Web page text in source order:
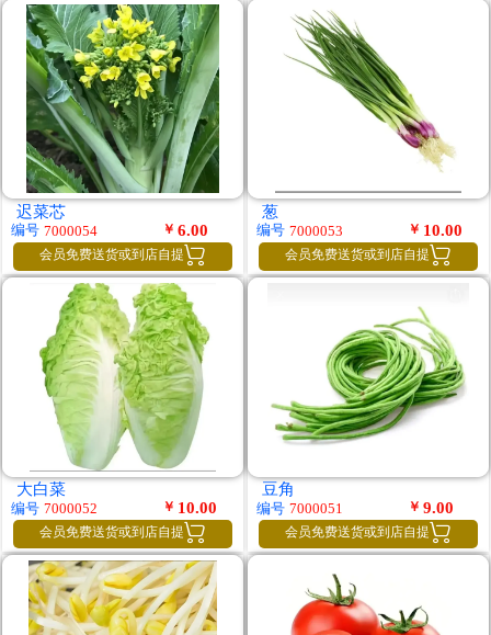
迟菜芯
编号 7000054 ￥ 6.00
会员免费送货或到店自提 
葱
编号 7000053 ￥ 10.00
会员免费送货或到店自提 
大白菜
编号 7000052 ￥ 10.00
会员免费送货或到店自提 
豆角
编号 7000051 ￥ 9.00
会员免费送货或到店自提 